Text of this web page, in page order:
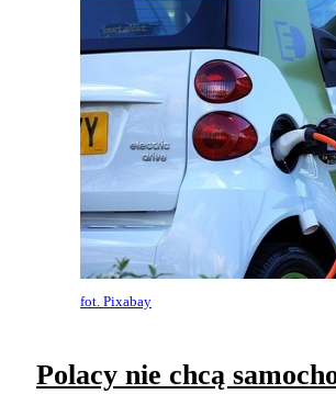
fot. Pixabay
Polacy nie chcą